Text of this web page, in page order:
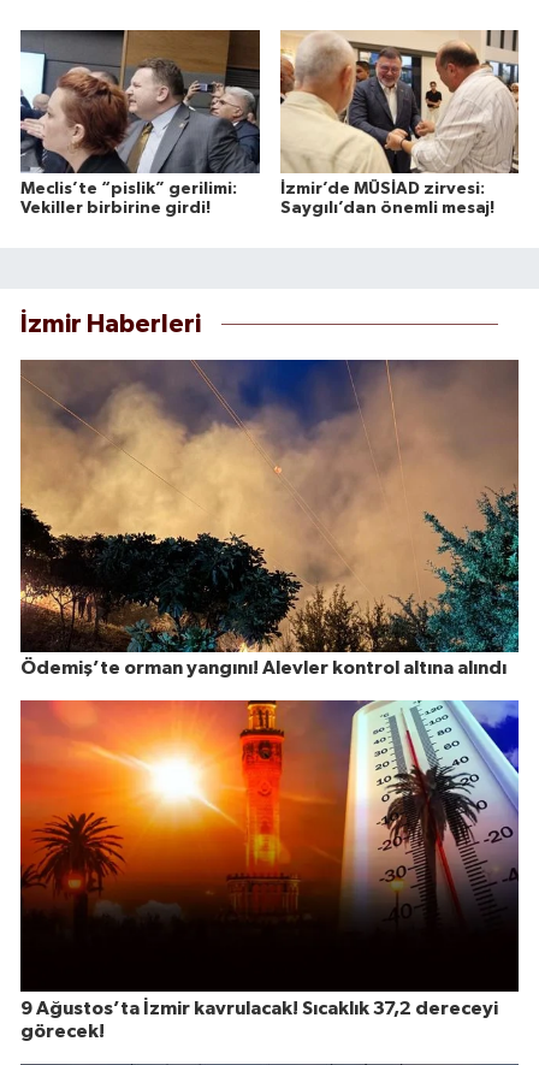
Meclis’te “pislik” gerilimi:
Vekiller birbirine girdi!
İzmir’de MÜSİAD zirvesi:
Saygılı’dan önemli mesaj!
İzmir Haberleri
Ödemiş’te orman yangını! Alevler kontrol altına alındı
9 Ağustos’ta İzmir kavrulacak! Sıcaklık 37,2 dereceyi
görecek!